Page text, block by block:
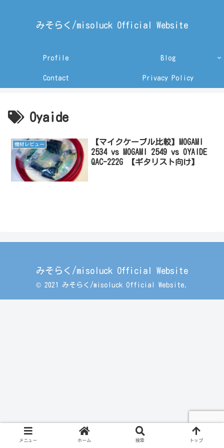
みそらく/misoluck Official Website
Profile Blog
Contact Privacy Policy
Oyaide
機材レビュー
【マイクケーブル比較】MOGAMI
2534 vs MOGAMI 2549 vs OYAIDE
QAC-222G 【ギタリスト向け】
みそらく/misoluck Official Website
© 2021 みそらく/misoluck Official Website.
メニュー ホーム 検索 トップ